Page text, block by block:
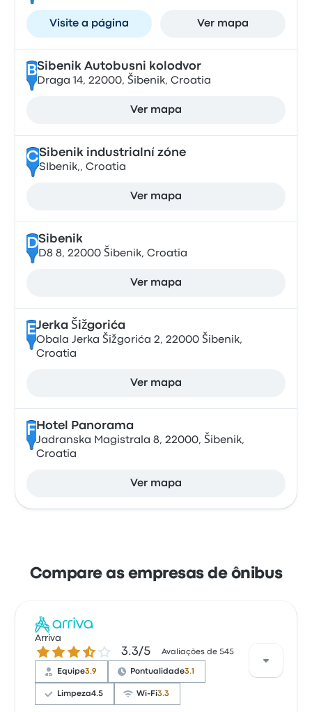
Visite a página Ver mapa
BSibenik Autobusni kolodvor
Draga 14, 22000, Šibenik, Croatia
Ver mapa
CSibenik industrialní zóne
SIbenik,, Croatia
Ver mapa
DSibenik
D8 8, 22000 Šibenik, Croatia
Ver mapa
EJerka Šižgorića
Obala Jerka Šižgorića 2, 22000 Šibenik,
Croatia
Ver mapa
F Hotel Panorama
Jadranska Magistrala 8, 22000, Šibenik,
Croatia
Ver mapa
Compare as empresas de ônibus
Arriva
3.3 de 5 estrelas 3.3/5 Avaliações de 545
Equipe3.9 Pontualidade3.1
Limpeza4.5 Wi-Fi3.3